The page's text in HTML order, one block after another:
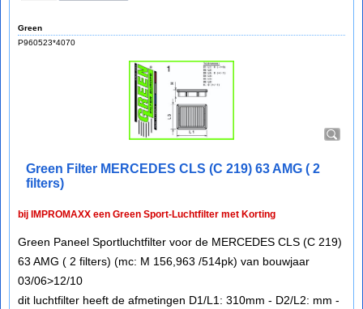
Green
P960523*4070
Green Filter MERCEDES CLS (C 219) 63 AMG ( 2
filters)
bij IMPROMAXX een Green Sport-Luchtfilter met Korting
Green Paneel Sportluchtfilter voor de MERCEDES CLS (C 219)
63 AMG ( 2 filters) (mc: M 156,963 /514pk) van bouwjaar
03/06>12/10
dit luchtfilter heeft de afmetingen D1/L1: 310mm - D2/L2: mm -